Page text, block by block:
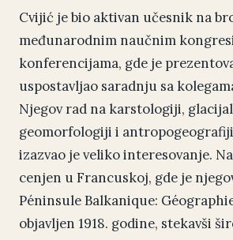
Cvijić je bio aktivan učesnik na
međunarodnim naučnim
konferencijama, gde je
uspostavljao saradnju sa
Njegov rad na karstologiji,
geomorfologiji i
izazvao je veliko interesovanje.
cenjen u Francuskoj, gde je
Péninsule Balkanique:
objavljen 1918. godine, stekavši